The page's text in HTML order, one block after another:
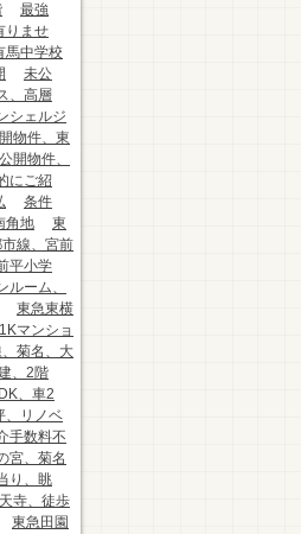
最強
りませ
馬中学校
未公
、高層
シェルジ
物件、東
開物件、
にご紹
条件
角地
東
線、宮前
平小学
ーム、
東急東横
マンショ
菊名、大
、2階
、車2
、リノベ
手数料不
宮、菊名
り、眺
寺、徒歩
東急田園